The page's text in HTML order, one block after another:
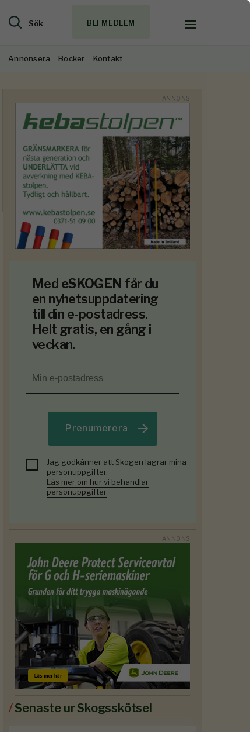
Sök BLI MEDLEM
Annonsera Böcker Kontakt
Med eSKOGEN får du
en nyhetsuppdatering
till din e-postadress.
Helt gratis, en gång i
veckan.
Prenumerera
Jag godkänner att Skogen lagrar mina
personuppgifter.
Läs mer om hur vi behandlar
personuppgifter
/Senaste ur Skogsskötsel